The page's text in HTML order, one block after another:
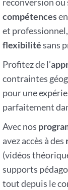
compétences
et
flexibilitésans
Profitez de l’
contraintes
pour une
parfaitement
Avec nos
avez accès à des
(vidéos
supports
tout depuis le